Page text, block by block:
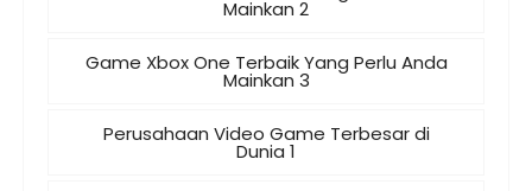
Mainkan 2
Game Xbox One Terbaik Yang Perlu Anda
Mainkan 3
Perusahaan Video Game Terbesar di
Dunia 1